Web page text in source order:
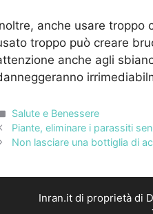
anche usare troppo
troppo può creare
anche agli
Categorie
Salute e Benessere
Piante, eliminare i parassiti
Non lasciare una bottiglia di
Inran.it di proprietà di